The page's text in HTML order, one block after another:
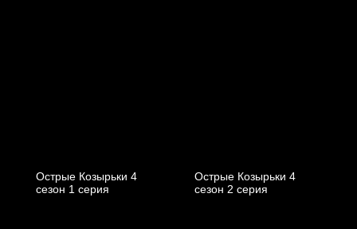
Острые Козырьки 4
cезон 1 cерия
Острые Козырьки 4
cезон 2 cерия